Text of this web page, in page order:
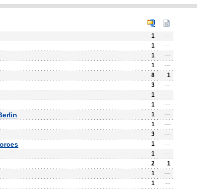
1 —
1 —
1 —
1 —
8 1
3 —
1 —
1 —
1 —
1 —
3 —
1 —
1 —
2 1
1 —
1 —